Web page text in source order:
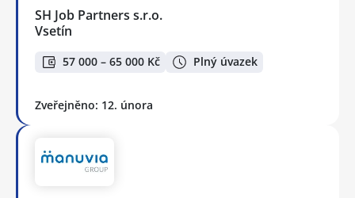
SH Job Partners s.r.o.
Vsetín
57 000 – 65 000 Kč Plný úvazek
Zveřejněno: 12. února